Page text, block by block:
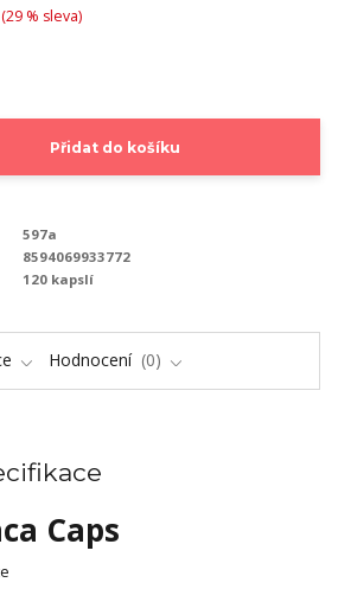
29% sleva)
Přidat do košíku
597a
8594069933772
120 kapslí
Hodnocení 0
Caps